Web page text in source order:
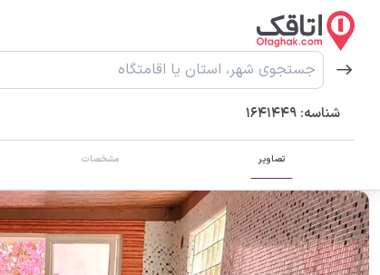
شناسه: 1641449
تصاویر مشخصات